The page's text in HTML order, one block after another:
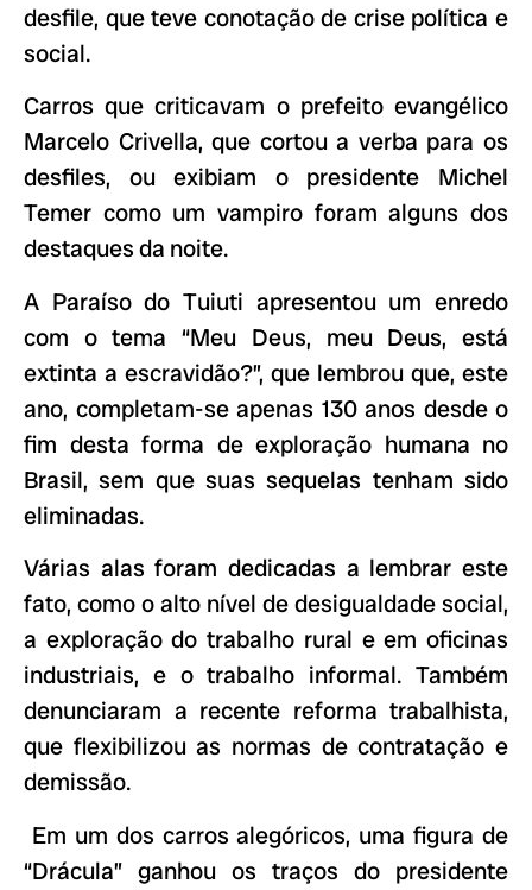
desfile, que teve conotação de crise política e
social.
Carros que criticavam o prefeito evangélico
Marcelo Crivella, que cortou a verba para os
desfiles, ou exibiam o presidente Michel
Temer como um vampiro foram alguns dos
destaques da noite.
A Paraíso do Tuiuti apresentou um enredo
com o tema “Meu Deus, meu Deus, está
extinta a escravidão?”, que lembrou que, este
ano, completam-se apenas 130 anos desde o
fim desta forma de exploração humana no
Brasil, sem que suas sequelas tenham sido
eliminadas.
Várias alas foram dedicadas a lembrar este
fato, como o alto nível de desigualdade social,
a exploração do trabalho rural e em oficinas
industriais, e o trabalho informal. Também
denunciaram a recente reforma trabalhista,
que flexibilizou as normas de contratação e
demissão.
Em um dos carros alegóricos, uma figura de
“Drácula” ganhou os traços do presidente